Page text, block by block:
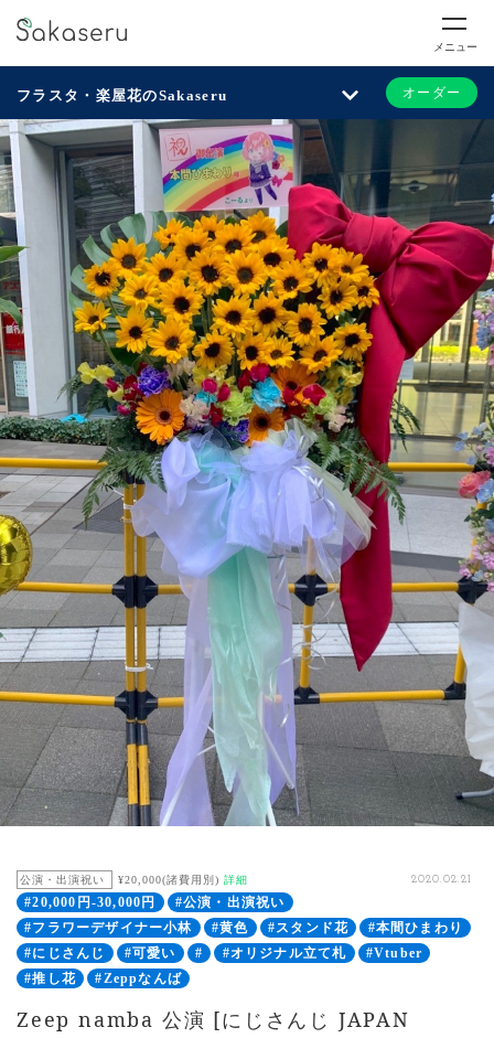
メニュー
フラスタ・楽屋花のSakaseru オーダー
公演・出演祝い ¥20,000(諸費用別) 詳細 2020.02.21
#20,000円-30,000円
#公演・出演祝い
#フラワーデザイナー小林
#黄色 #スタンド花
#本間ひまわり
#にじさんじ
#可愛い # #オリジナル立て札
#Vtuber
#推し花
#Zeppなんば
Zeep namba 公演 [にじさんじ JAPAN